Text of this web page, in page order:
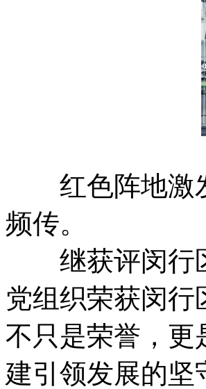
红色阵地激发
频传。
继获评闵行区
党组织荣获闵行
不只是荣誉，更
建引领发展的坚